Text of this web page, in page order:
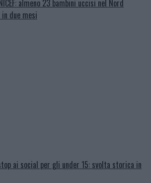
almeno 23 bambini uccisi nel Nord
due mesi
ai social per gli under 15: svolta storica in